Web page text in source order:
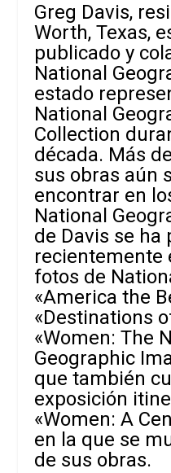
Greg Davis,
Worth, Texas,
publicado y
National
estado
National
Collection
década. Más
sus obras aún
encontrar en
National
de Davis se ha
recientemente
fotos de
«America the
«Destinations
«Women: The
Geographic
que también
exposición
«Women: A
en la que se
de sus obras.